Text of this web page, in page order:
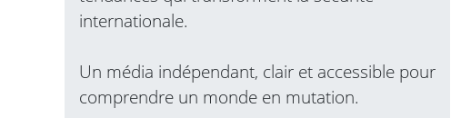
internationale.
Un média indépendant, clair et accessible pour
comprendre un monde en mutation.